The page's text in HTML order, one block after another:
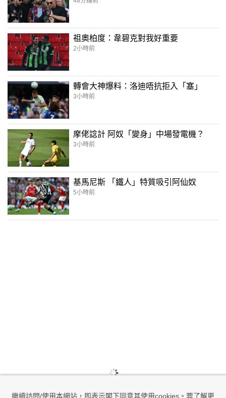
繼續訪問/使用本網站，即表示閣下同意其使用cookies。要了解更
祖奧柏度：韋碧克對我好重要
2小時前
轉會大神爆料：洛迪唔抗拒入「塞」
3小時前
摩佬諗計 阿奴「變身」中場發電機？
3小時前
基馬尼斯 「鐵人」特質吸引阿仙奴
5小時前